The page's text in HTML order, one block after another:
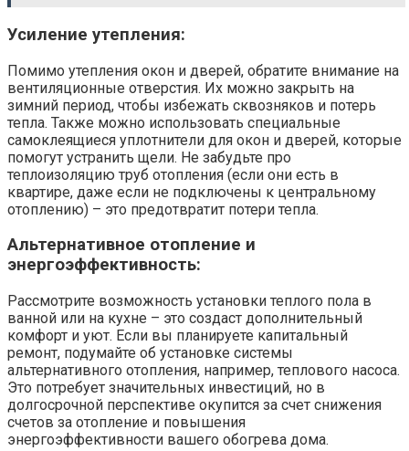
Усиление утепления:
Помимо утепления окон и дверей, обратите внимание на
вентиляционные отверстия. Их можно закрыть на
зимний период, чтобы избежать сквозняков и потерь
тепла. Также можно использовать специальные
самоклеящиеся уплотнители для окон и дверей, которые
помогут устранить щели. Не забудьте про
теплоизоляцию труб отопления (если они есть в
квартире, даже если не подключены к центральному
отоплению) – это предотвратит потери тепла.
Альтернативное отопление и
энергоэффективность:
Рассмотрите возможность установки теплого пола в
ванной или на кухне – это создаст дополнительный
комфорт и уют. Если вы планируете капитальный
ремонт, подумайте об установке системы
альтернативного отопления, например, теплового насоса.
Это потребует значительных инвестиций, но в
долгосрочной перспективе окупится за счет снижения
счетов за отопление и повышения
энергоэффективности вашего обогрева дома.